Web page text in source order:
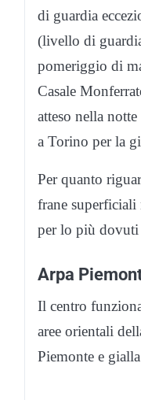
di guardia
(livello di
pomeriggio di
Casale
atteso nella
a Torino per la
Per quanto
frane superficiali
per lo più dovuti
Arpa
Il centro
aree orientali
Piemonte e